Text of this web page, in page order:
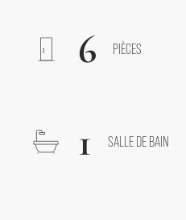
6 PIÈCES
1 SALLE DE BAIN